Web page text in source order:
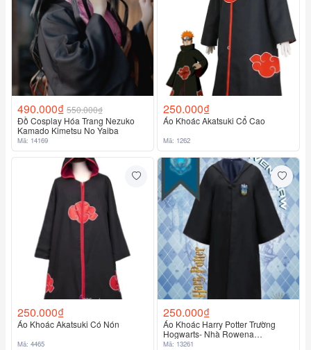
490.000₫ 550.000₫
Đồ Cosplay Hóa Trang Nezuko
Kamado Kimetsu No Yaiba
Mã: 14169
250.000₫
Áo Khoác Akatsuki Cổ Cao
Mã: 1262
250.000₫
Áo Khoác Akatsuki Có Nón
Mã: 4465
250.000₫
Áo Khoác Harry Potter Trường
Hogwarts- Nhà Rowena
Ravenclaw
Mã: 13261